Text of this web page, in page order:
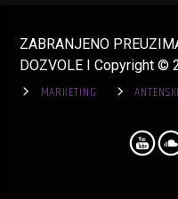
ZABRANJENO
DOZVOLE I Copyright ©
MARKETING